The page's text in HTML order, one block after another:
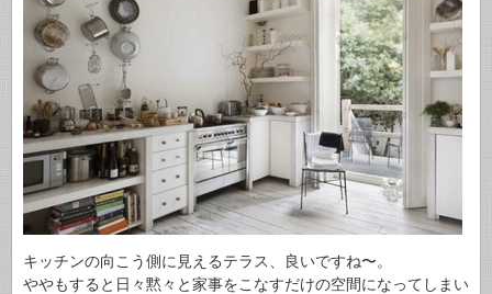
キッチンの向こう側に見えるテラス、良いですね〜。
ややもすると日々黙々と家事をこなすだけの空間になってしまい